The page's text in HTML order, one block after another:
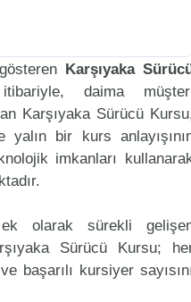
Karşıyaka
daima
Karşıyaka Sürücü
bir kurs
imkanları
olarak sürekli
Sürücü Kursu;
başarılı kursiyer